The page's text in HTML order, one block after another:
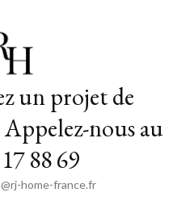
un projet de
nous au
88 69
home-france.fr